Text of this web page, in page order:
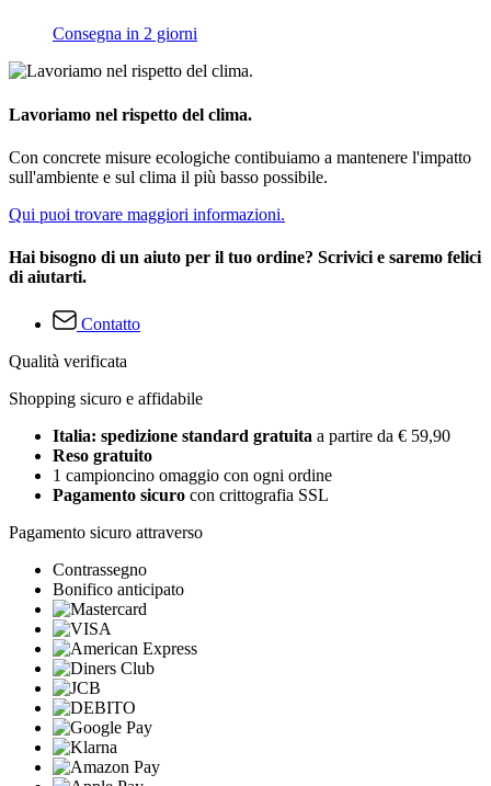
Consegna in 2 giorni
Lavoriamo nel rispetto del clima.
Con concrete misure ecologiche contibuiamo a mantenere l'impatto
sull'ambiente e sul clima il più basso possibile.
Qui puoi trovare maggiori informazioni.
Hai bisogno di un aiuto per il tuo ordine? Scrivici e saremo felici
di aiutarti.
Contatto
Qualità verificata
Shopping sicuro e affidabile
Italia: spedizione standard gratuita a partire da € 59,90
Reso gratuito
1 campioncino omaggio con ogni ordine
Pagamento sicuro con crittografia SSL
Pagamento sicuro attraverso
Contrassegno
Bonifico anticipato